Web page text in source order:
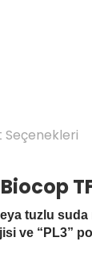
Seçenekleri
tuzlu
ve “PL3”